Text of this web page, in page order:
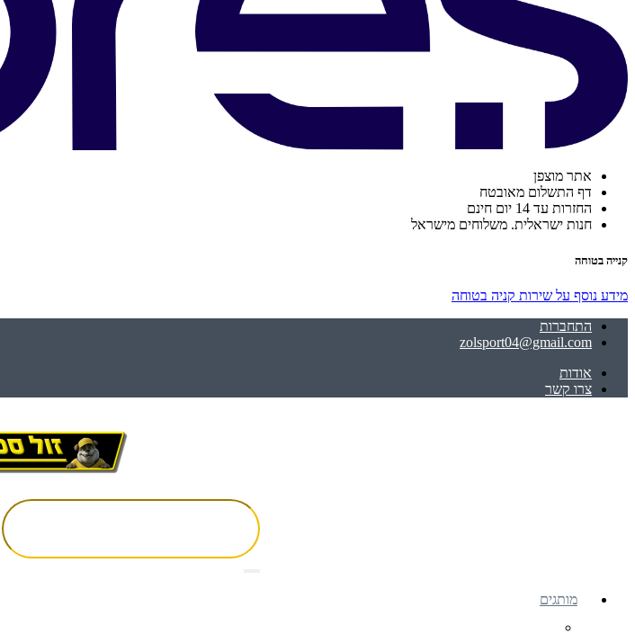
אתר מוצפן
דף התשלום מאובטח
החזרות עד 14 יום חינם
חנות ישראלית. משלוחים מישראל
קנייה בטוחה
מידע נוסף על שירות קניה בטוחה
התחברות
zolsport04@gmail.com
אודות
צרו קשר
מותגים